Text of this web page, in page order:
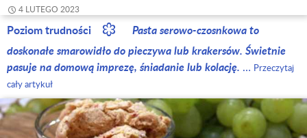
4 LUTEGO 2023
Poziom trudności
Pasta serowo-czosnkowa to
doskonałe smarowidło do pieczywa lub krakersów. Świetnie
pasuje na domową imprezę, śniadanie lub kolację. … Przeczytaj
cały artykuł